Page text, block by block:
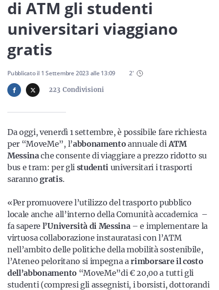
Servizi
Iscriviti
di ATM gli studenti
universitari viaggiano
gratis
223 Condivisioni
Pubblicato il 1 Settembre 2023alle13:09 2'
Da oggi, venerdì 1 settembre, è possibile fare richiesta
per “MoveMe”, l’abbonamentoannuale diATM
Messinache consente di viaggiare a prezzo ridotto su
bus e tram: per gli studenti universitari i trasporti
sarannogratis.
«Per promuovere l’utilizzo del trasporto pubblico
locale anche all’interno della Comunità accademica –
fa sapere l’Università di Messina– e implementare la
virtuosa collaborazione instauratasi con l’ATM
nell’ambito delle politiche della mobilità sostenibile,
l’Ateneo peloritano si impegna arimborsare il costo
dell’abbonamento“MoveMe”di € 20,00 a tutti gli
studenti (compresi gli assegnisti, i borsisti, dottorandi